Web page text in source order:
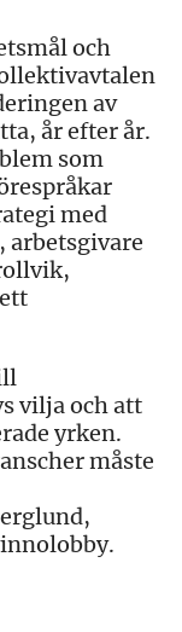
och
av
år efter år.
som
med
arbetsgivare
vilja och att
yrken.
måste